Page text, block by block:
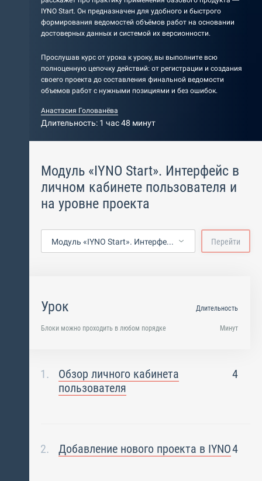
IYNO Start. Он предназначен для удобного и быстрого
формирования ведомостей объёмов работ на основании
достоверных данных и системой их версионности.
Прослушав курс от урока к уроку, вы выполните всю
полноценную цепочку действий: от регистрации и создания
своего проекта до составления финальной ведомости
объемов работ с нужными позициями и без ошибок.
Анастасия Голованёва
Длительность: 1 час 48 минут
Модуль «IYNO Start». Интерфейс в
личном кабинете пользователя и
на уровне проекта
Модуль «IYNO Start». Интерфейс в личном кабинете пользователя и на уровне проекта Перейти
Урок
Блоки можно проходить в любом порядке
Длительность
Минут
Обзор личного кабинета
пользователя
4
Добавление нового проекта в IYNO4